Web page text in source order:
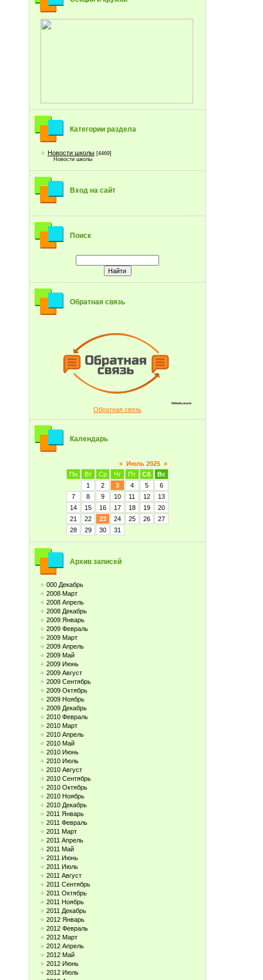
Категории раздела
Новости школы [4469]
Новости школы
Вход на сайт
Поиск
Обратная связь
Обратная связь
Календарь
« Июль 2025 »
Пн
Вт Ср Чт Пт Сб
Вс
1
2 3 4 5
6
7
8 9 10 11 12
13
14
15 16 17 18 19
20
21
22 23 24 25 26
27
28
29 30 31
Архив записей
000 Декабрь
2008 Март
2008 Апрель
2008 Декабрь
2009 Январь
2009 Февраль
2009 Март
2009 Апрель
2009 Май
2009 Июнь
2009 Август
2009 Сентябрь
2009 Октябрь
2009 Ноябрь
2009 Декабрь
2010 Февраль
2010 Март
2010 Апрель
2010 Май
2010 Июнь
2010 Июль
2010 Август
2010 Сентябрь
2010 Октябрь
2010 Ноябрь
2010 Декабрь
2011 Январь
2011 Февраль
2011 Март
2011 Апрель
2011 Май
2011 Июнь
2011 Июль
2011 Август
2011 Сентябрь
2011 Октябрь
2011 Ноябрь
2011 Декабрь
2012 Январь
2012 Февраль
2012 Март
2012 Апрель
2012 Май
2012 Июнь
2012 Июль